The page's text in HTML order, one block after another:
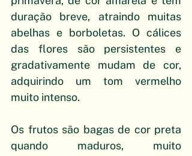
duração breve, atraindo muitas
abelhas e borboletas. O cálices
das flores são persistentes e
gradativamente mudam de cor,
adquirindo um tom vermelho
muito intenso.
Os frutos são bagas de cor preta
quando maduros, muito